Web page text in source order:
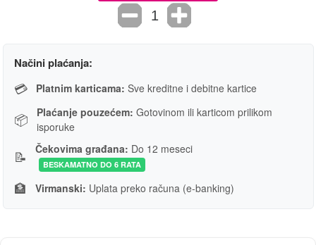
Načini plaćanja:
💳 Platnim karticama: Sve kreditne i debitne kartice
📦 Plaćanje pouzećem: Gotovinom ili karticom prilikom
isporuke
📝 Čekovima građana: Do 12 meseci
BESKAMATNO DO 6 RATA
🏦 Virmanski: Uplata preko računa (e-banking)